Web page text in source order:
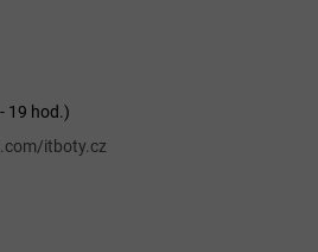
19 hod.)
itboty.cz